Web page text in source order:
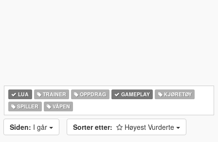
LUA TRAINER OPPDRAG GAMEPLAY
KJØRETØY
SPILLER
VÅPEN
Siden: I går Sorter etter: Høyest Vurderte